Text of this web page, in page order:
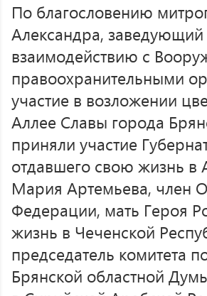
По благословению
Александра,
взаимодействию с
правоохранительными
участие в возложении
Аллее Славы города
приняли участие
отдавшего свою жизнь в
Мария Артемьева, член
Федерации, мать Героя
жизнь в Чеченской
председатель комитета
Брянской областной